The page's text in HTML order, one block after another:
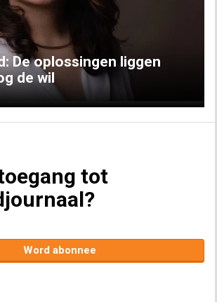
De oplossingen liggen
de wil
tot
Word abonnee